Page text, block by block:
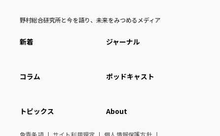
野村総合研究所と今を語り、未来をみつめるメディア
新着 ジャーナル
コラム ポッドキャスト
トピックス About
免責条項 サイト利用規定 個人情報保護方針